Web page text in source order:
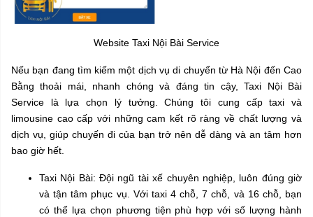
Website Taxi Nội Bài Service
Nếu bạn đang tìm kiếm một dịch vụ di chuyển từ Hà Nội đến Cao
Bằng thoải mái, nhanh chóng và đáng tin cậy, Taxi Nội Bài
Service là lựa chọn lý tưởng. Chúng tôi cung cấp taxi và
limousine cao cấp với những cam kết rõ ràng về chất lượng và
dịch vụ, giúp chuyến đi của bạn trở nên dễ dàng và an tâm hơn
bao giờ hết.
Taxi Nội Bài: Đội ngũ tài xế chuyên nghiệp, luôn đúng giờ
và tận tâm phục vụ. Với taxi 4 chỗ, 7 chỗ, và 16 chỗ, bạn
có thể lựa chọn phương tiện phù hợp với số lượng hành